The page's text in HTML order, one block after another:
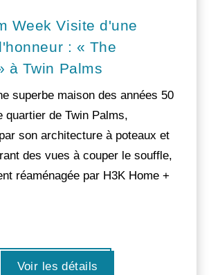
Week Visite d'une
: « The
à Twin Palms
superbe maison des années 50
quartier de Twin Palms,
son architecture à poteaux et
des vues à couper le souffle,
réaménagée par H3K Home +
Voir les détails